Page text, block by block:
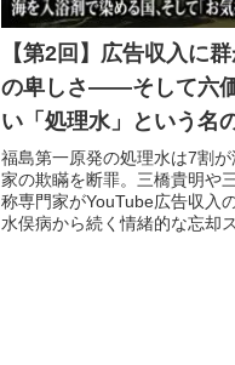
【第2回】広告収入に
の卑しさ——そして六
い「処理水」という名
福島第一原発の処理水は7割
家の欺瞞を断罪。三橋貴明や
称専門家がYouTube広告収入
水俣病から続く情緒的な忘却